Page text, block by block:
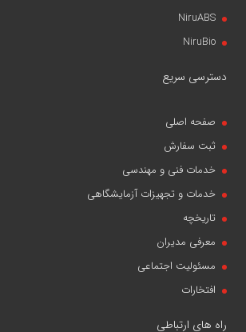
NiruABS
NiruBio
دسترسی سریع
صفحه اصلی
ثبت سفارش
خدمات فنی و مهندسی
خدمات و تجهیزات آزمایشگاهی
تاریخچه
معرفی مدیران
مسئولیت اجتماعی
افتخارات
راه های ارتباطی